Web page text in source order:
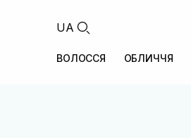
UA
ВОЛОССЯ ОБЛИЧЧЯ